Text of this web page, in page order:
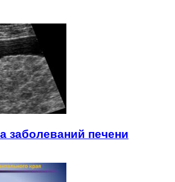
заболеваний печени